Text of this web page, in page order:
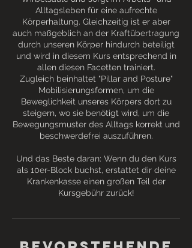
Alltagsleben für eine aufrechte
Körperhaltung. Gleichzeitig ist er aber
auch maßgeblich an der Kraftübertragung
durch unseren Körper hindurch beteiligt
und wird in diesem Kurs entsprechend in
allen diesen Facetten trainiert.
Zugleich beinhaltet "Pillar and Posture"
Mobilisierungsformen, um die
Beweglichkeit unseres Körpers dort zu
steigern, wo sie benötigt wird, um die
Bewegungsmuster des Alltags korrekt und
beschwerdefrei auszuführen.
Und das Beste daran: Wenn du den Kurs
als 10er-Block buchst, erstattet dir deine
Krankenkasse einen großen Teil der
Kursgebühr zurück!